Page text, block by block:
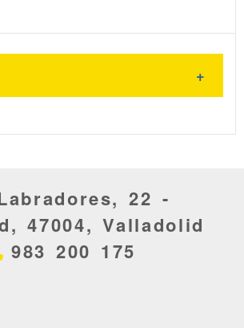
70 mm
22 -
47004,Valladolid
983 200 175